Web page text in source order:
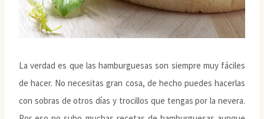
La verdad es que las hamburguesas son siempre muy fáciles
de hacer. No necesitas gran cosa, de hecho puedes hacerlas
con sobras de otros días y trocillos que tengas por la nevera.